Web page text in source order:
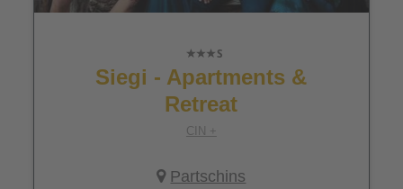
Siegi - Apartments &
Retreat
CIN +
Partschins